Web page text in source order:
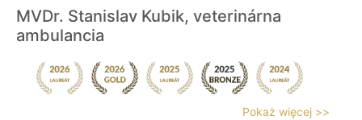
MVDr. Stanislav Kubik, veterinárna
ambulancia
Pokaż więcej >>